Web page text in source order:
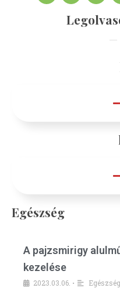
Egészség
A pajzsmirigy
kezelése
2023.03.06. •
Egészség